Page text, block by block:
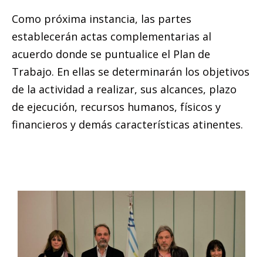
Como próxima instancia, las partes
establecerán actas complementarias al
acuerdo donde se puntualice el Plan de
Trabajo. En ellas se determinarán los objetivos
de la actividad a realizar, sus alcances, plazo
de ejecución, recursos humanos, físicos y
financieros y demás características atinentes.